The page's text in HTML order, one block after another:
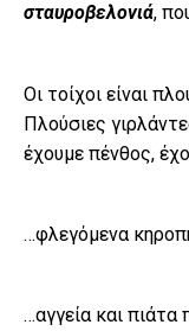
σταυροβελονιά,
Οι τοίχοι είναι
Πλούσιες
έχουμε πένθος,
…φλεγόμενα
…αγγεία και πιάτα